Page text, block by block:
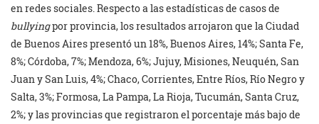
en redes sociales. Respecto a las estadísticas de casos de
bullyingpor provincia, los resultados arrojaron que la Ciudad
de Buenos Aires presentó un 18%, Buenos Aires, 14%; Santa Fe,
8%; Córdoba, 7%; Mendoza, 6%; Jujuy, Misiones, Neuquén, San
Juan y San Luis, 4%; Chaco, Corrientes, Entre Ríos, Río Negro y
Salta, 3%; Formosa, La Pampa, La Rioja, Tucumán, Santa Cruz,
2%; y las provincias que registraron el porcentaje más bajo de